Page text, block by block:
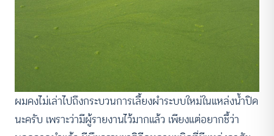
ผมคงไม่เล่าไปถึงกระบวนการเลี้ยงผำระบบใหม่ในแหล่งน้ำปิด
นะครับ เพราะว่ามีผู้รายงานไว้มากแล้ว เพียงแต่อยากชี้ว่า